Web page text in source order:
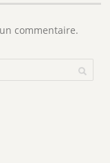
commentaire.